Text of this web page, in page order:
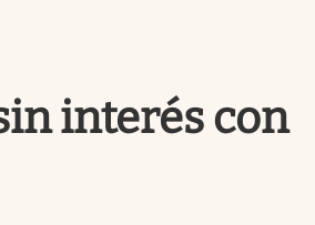
interés con